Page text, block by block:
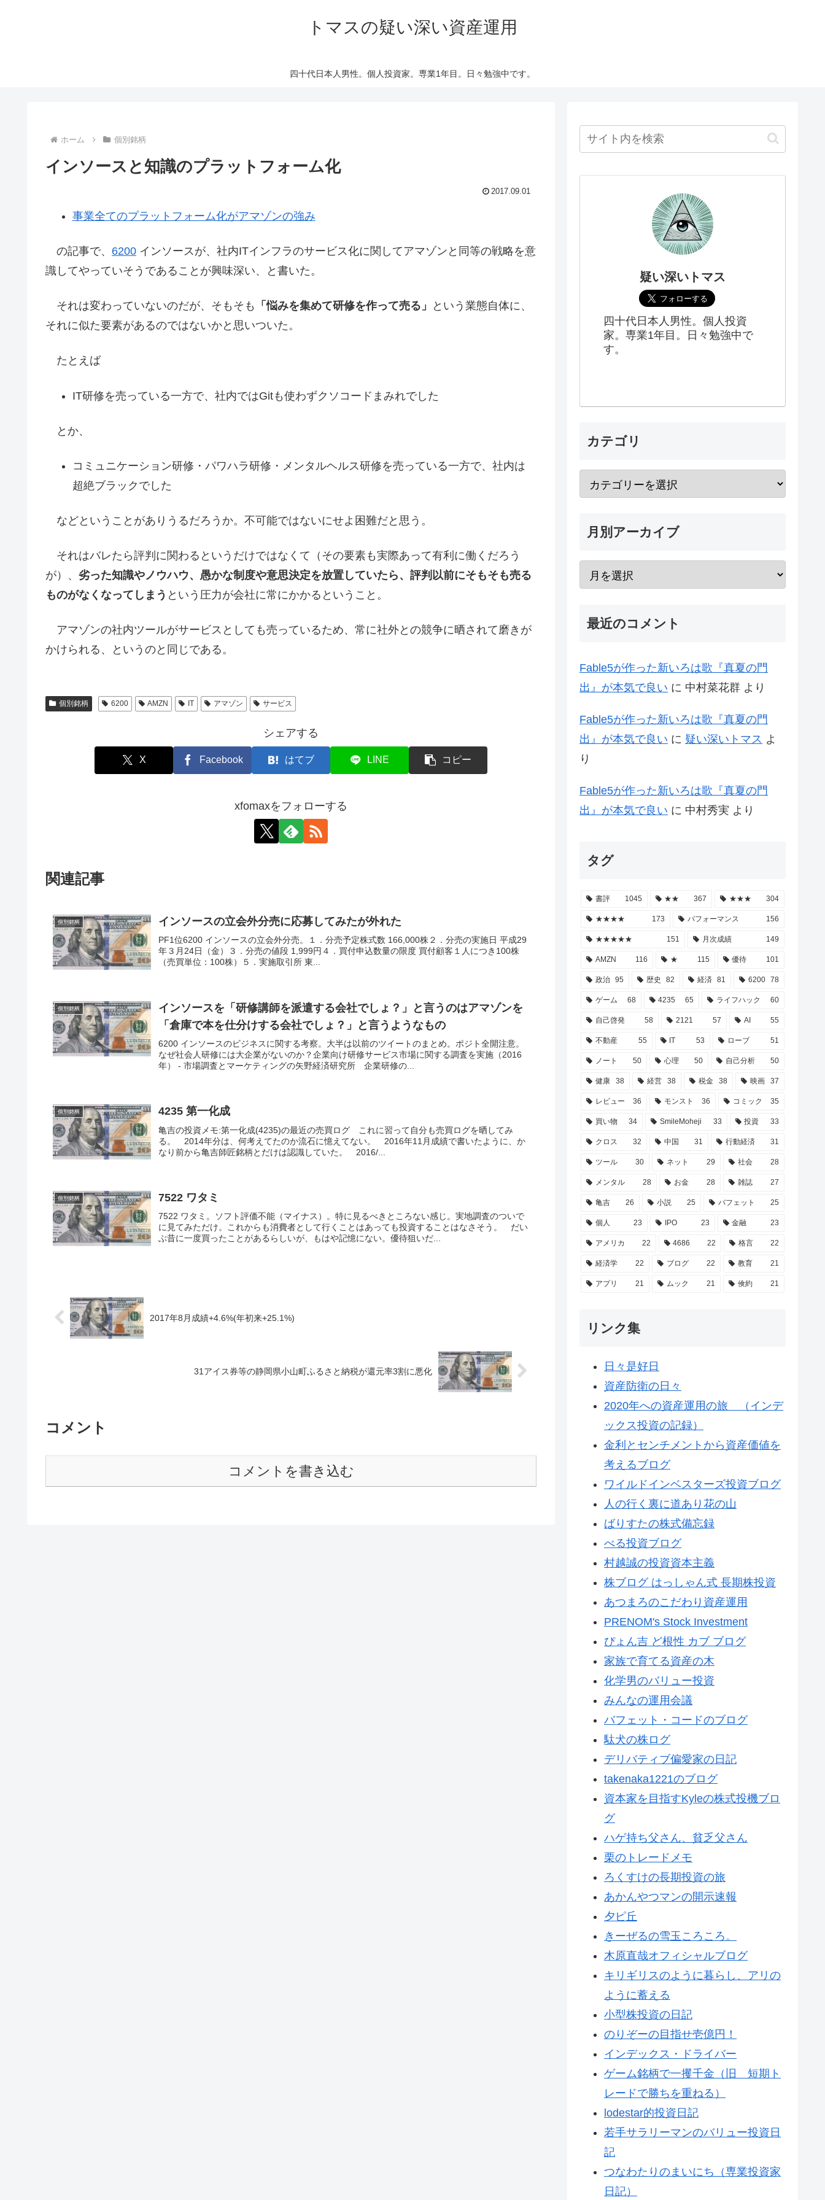
トマスの疑い深い資産運用
四十代日本人男性。個人投資家。専業1年目。日々勉強中です。
ホーム 個別銘柄
インソースと知識のプラットフォーム化
2017.09.01
事業全てのプラットフォーム化がアマゾンの強み
の記事で、 6200 インソースが、社内ITインフラのサービス化に関してアマゾンと同等の戦略を意
識してやっていそうであることが興味深い、と書いた。
それは変わっていないのだが、そもそも 「悩みを集めて研修を作って売る」
という業態自体に、
それに似た要素があるのではないかと思いついた。
たとえば
IT研修を売っている一方で、社内ではGitも使わずクソコードまみれでした
とか、
コミュニケーション研修・パワハラ研修・メンタルヘルス研修を売っている一方で、社内は
超絶ブラックでした
などということがありうるだろうか。不可能ではないにせよ困難だと思う。
それはバレたら評判に関わるというだけではなくて（その要素も実際あって有利に働くだろう
が）、 劣った知識やノウハウ、愚かな制度や意思決定を放置していたら、評判以前にそもそも売る
ものがなくなってしまう という圧力が会社に常にかかるということ。
アマゾンの社内ツールがサービスとしても売っているため、常に社外との競争に晒されて磨きが
かけられる、というのと同じである。
個別銘柄 6200 AMZN IT アマゾン サービス
シェアする
X Facebook はてブ LINE コピー
xfomaxをフォローする
関連記事
個別銘柄 インソースの立会外分売に応募してみたが外れた
PF1位6200 インソースの立会外分売。１．分売予定株式数 166,000株２．分売の実施日 平成29
年３月24日（金）３．分売の値段 1,999円４．買付申込数量の限度 買付顧客１人につき100株
（売買単位：100株）５．実施取引所 東...
個別銘柄
インソースを「研修講師を派遣する会社でしょ？」と言うのはアマゾンを
「倉庫で本を仕分けする会社でしょ？」と言うようなもの
6200 インソースのビジネスに関する考察。大半は以前のツイートのまとめ。ポジト全開注意。
なぜ社会人研修には大企業がないのか？企業向け研修サービス市場に関する調査を実施（2016
年） - 市場調査とマーケティングの矢野経済研究所 企業研修の...
個別銘柄 4235 第一化成
亀吉の投資メモ:第一化成(4235)の最近の売買ログ これに習って自分も売買ログを晒してみ
る。 2014年分は、何考えてたのか流石に憶えてない。 2016年11月成績で書いたように、か
なり前から亀吉師匠銘柄とだけは認識していた。 2016/...
個別銘柄 7522 ワタミ
7522 ワタミ。ソフト評価不能（マイナス）。特に見るべきところない感じ。実地調査のついで
に見てみただけ。これからも消費者として行くことはあっても投資することはなさそう。 だい
ぶ昔に一度買ったことがあるらしいが、もはや記憶にない。優待狙いだ...
2017年8月成績+4.6%(年初来+25.1%)
31アイス券等の静岡県小山町ふるさと納税が還元率3割に悪化
コメント
コメントを書き込む
疑い深いトマス
四十代日本人男性。個人投資
家。専業1年目。日々勉強中で
す。
カテゴリ
月別アーカイブ
最近のコメント
Fable5が作った新いろは歌『真夏の門
出』が本気で良い に 中村菜花群 より
Fable5が作った新いろは歌『真夏の門
出』が本気で良い に 疑い深いトマス よ
り
Fable5が作った新いろは歌『真夏の門
出』が本気で良い に 中村秀実 より
タグ
書評 1045 ★★ 367 ★★★ 304
★★★★ 173 パフォーマンス 156
★★★★★ 151 月次成績 149
AMZN 116 ★ 115 優待 101
政治 95 歴史 82 経済 81 6200 78
ゲーム 68 4235 65 ライフハック 60
自己啓発 58 2121 57 AI 55
不動産 55 IT 53 ローブ 51
ノート 50 心理 50 自己分析 50
健康 38 経営 38 税金 38 映画 37
レビュー 36 モンスト 36 コミック 35
買い物 34 SmileMoheji 33 投資 33
クロス 32 中国 31 行動経済 31
ツール 30 ネット 29 社会 28
メンタル 28 お金 28 雑誌 27
亀吉 26 小説 25 バフェット 25
個人 23 IPO 23 金融 23
アメリカ 22 4686 22 格言 22
経済学 22 ブログ 22 教育 21
アプリ 21 ムック 21 倹約 21
リンク集
日々是好日
資産防衛の日々
2020年への資産運用の旅 （インデ
ックス投資の記録）
金利とセンチメントから資産価値を
考えるブログ
ワイルドインベスターズ投資ブログ
人の行く裏に道あり花の山
ばりすたの株式備忘録
べる投資ブログ
村越誠の投資資本主義
株ブログ はっしゃん式 長期株投資
あつまろのこだわり資産運用
PRENOM's Stock Investment
ぴょん吉 ど根性 カブ ブログ
家族で育てる資産の木
化学男のバリュー投資
みんなの運用会議
バフェット・コードのブログ
駄犬の株ログ
デリバティブ偏愛家の日記
takenaka1221のブログ
資本家を目指すKyleの株式投機ブロ
グ
ハゲ持ち父さん、貧乏父さん
栗のトレードメモ
ろくすけの長期投資の旅
あかんやつマンの開示速報
夕ピ丘
きーぜるの雪玉ころころ。
木原直哉オフィシャルブログ
キリギリスのように暮らし、アリの
ように蓄える
小型株投資の日記
のりぞーの目指せ壱億円！
インデックス・ドライバー
ゲーム銘柄で一攫千金（旧 短期ト
レードで勝ちを重ねる）
lodestar的投資日記
若手サラリーマンのバリュー投資日
記
つなわたりのまいにち（専業投資家
日記）